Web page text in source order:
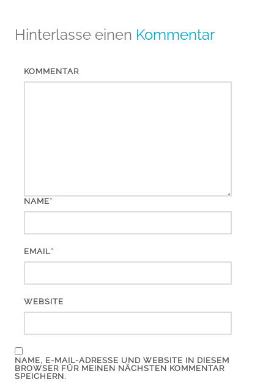
Hinterlasse einen Kommentar
KOMMENTAR
NAME*
EMAIL*
WEBSITE
NAME, E-MAIL-ADRESSE UND WEBSITE IN DIESEM
BROWSER FÜR MEINEN NÄCHSTEN KOMMENTAR
SPEICHERN.